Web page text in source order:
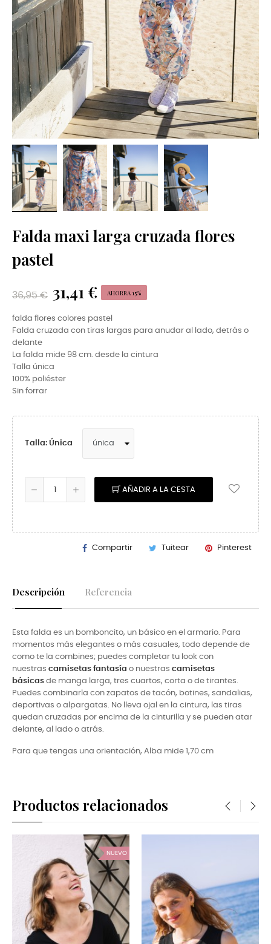
Falda maxi larga cruzada flores
pastel
36,95 € 31,41 € AHORRA 15%
falda flores colores pastel
Falda cruzada con tiras largas para anudar al lado, detrás o
delante
La falda mide 98 cm. desde la cintura
Talla única
100% poliéster
Sin forrar
Talla: Única
AÑADIR A LA CESTA
Compartir Tuitear Pinterest
Descripción Referencia
Esta falda es un bomboncito, un básico en el armario. Para
momentos más elegantes o más casuales, todo depende de
como te la combines; puedes completar tu look con
nuestras camisetas fantasía o nuestras camisetas
básicas de manga larga, tres cuartos, corta o de tirantes.
Puedes combinarla con zapatos de tacón, botines, sandalias,
deportivas o alpargatas. No lleva ojal en la cintura, las tiras
quedan cruzadas por encima de la cinturilla y se pueden atar
delante, al lado o atrás.
Para que tengas una orientación, Alba mide 1,70 cm
Productos relacionados